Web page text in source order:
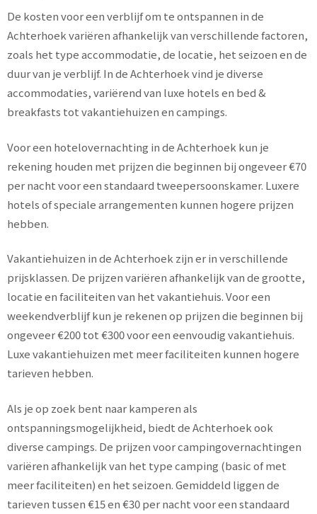
De kosten voor een verblijf om te ontspannen in de
Achterhoek variëren afhankelijk van verschillende factoren,
zoals het type accommodatie, de locatie, het seizoen en de
duur van je verblijf. In de Achterhoek vind je diverse
accommodaties, variërend van luxe hotels en bed &
breakfasts tot vakantiehuizen en campings.
Voor een hotelovernachting in de Achterhoek kun je
rekening houden met prijzen die beginnen bij ongeveer €70
per nacht voor een standaard tweepersoonskamer. Luxere
hotels of speciale arrangementen kunnen hogere prijzen
hebben.
Vakantiehuizen in de Achterhoek zijn er in verschillende
prijsklassen. De prijzen variëren afhankelijk van de grootte,
locatie en faciliteiten van het vakantiehuis. Voor een
weekendverblijf kun je rekenen op prijzen die beginnen bij
ongeveer €200 tot €300 voor een eenvoudig vakantiehuis.
Luxe vakantiehuizen met meer faciliteiten kunnen hogere
tarieven hebben.
Als je op zoek bent naar kamperen als
ontspanningsmogelijkheid, biedt de Achterhoek ook
diverse campings. De prijzen voor campingovernachtingen
variëren afhankelijk van het type camping (basic of met
meer faciliteiten) en het seizoen. Gemiddeld liggen de
tarieven tussen €15 en €30 per nacht voor een standaard